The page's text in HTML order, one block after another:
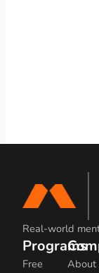
Real-world
Programs
Free
About